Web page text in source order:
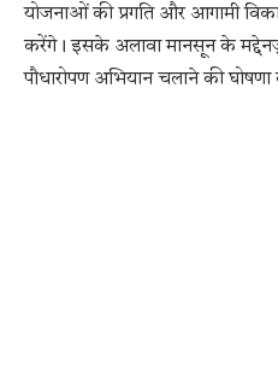
योजनाओं की प्रगति और आगामी
करेंगे। इसके अलावा मानसून के
पौधारोपण अभियान चलाने की